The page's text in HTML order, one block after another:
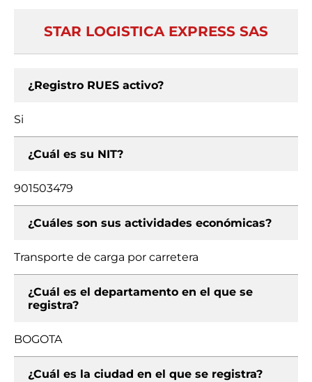
STAR LOGISTICA EXPRESS SAS
¿Registro RUES activo?
Si
¿Cuál es su NIT?
901503479
¿Cuáles son sus actividades económicas?
Transporte de carga por carretera
¿Cuál es el departamento en el que se
registra?
BOGOTA
¿Cuál es la ciudad en el que se registra?